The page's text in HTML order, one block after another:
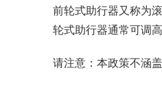
前轮式助行器又称为
轮式助行器通常可调
请注意：本政策不涵